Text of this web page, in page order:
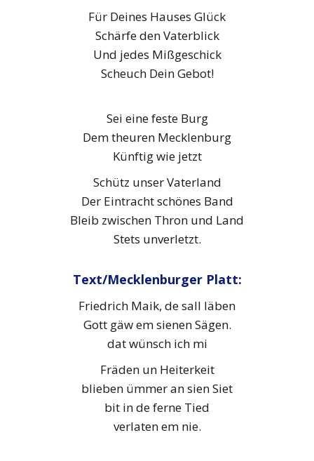
Für Deines Hauses Glück
Schärfe den Vaterblick
Und jedes Mißgeschick
Scheuch Dein Gebot!
Sei eine feste Burg
Dem theuren Mecklenburg
Künftig wie jetzt
Schütz unser Vaterland
Der Eintracht schönes Band
Bleib zwischen Thron und Land
Stets unverletzt.
Text/Mecklenburger Platt:
Friedrich Maik, de sall läben
Gott gäw em sienen Sägen.
dat wünsch ich mi
Fräden un Heiterkeit
blieben ümmer an sien Siet
bit in de ferne Tied
verlaten em nie.